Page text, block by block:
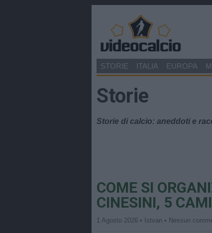
STORIE ITALIA EUROPA
Storie
Storie di calcio: aneddoti e
COME SI
CINESINI, 5
1 Agosto 2026 • Istvan • Nessun